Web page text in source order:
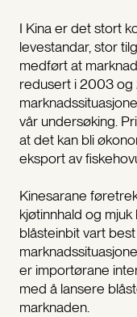
I Kina er det stort
levestandar, stor
medført at
redusert i 2003 og
vår undersøking.
at det kan bli
eksport av
Kinesarane
kjøtinnhald og
blåsteinbit vart
er importørane
med å lansere
marknaden.